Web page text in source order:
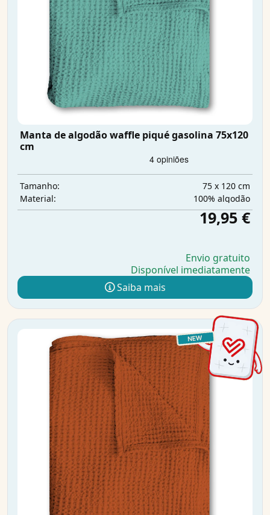
Manta de algodão waffle piqué gasolina 75x120
cm
Tamanho:
75 x 120 cm
Material:
100% algodão
19,95 €
Envio gratuito
Disponível imediatamente
Saiba mais